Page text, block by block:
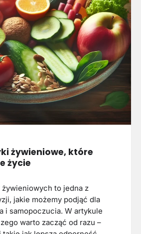
żywieniowe, które
życie
żywieniowych to jedna z
jakie możemy podjąć dla
i samopoczucia. W artykule
warto zacząć od razu –